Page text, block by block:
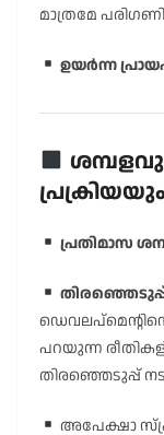
മാത്രമേ
ഉയർന്ന
പ്രക്രിയയും
പ്രതിമാസ
തിരഞ്ഞെടുപ്പ്
പറയുന്ന
തിരഞ്ഞെടുപ്പ്
അപേക്ഷാ